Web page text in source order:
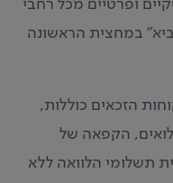
ופרטיים מכל רחבי
במחצית הראשונה
הזכאים כוללות,
הקפאה של
תשלומי הלוואה ללא